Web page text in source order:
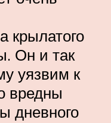
крылатого
Он и так
уязвим к
вредны
дневного